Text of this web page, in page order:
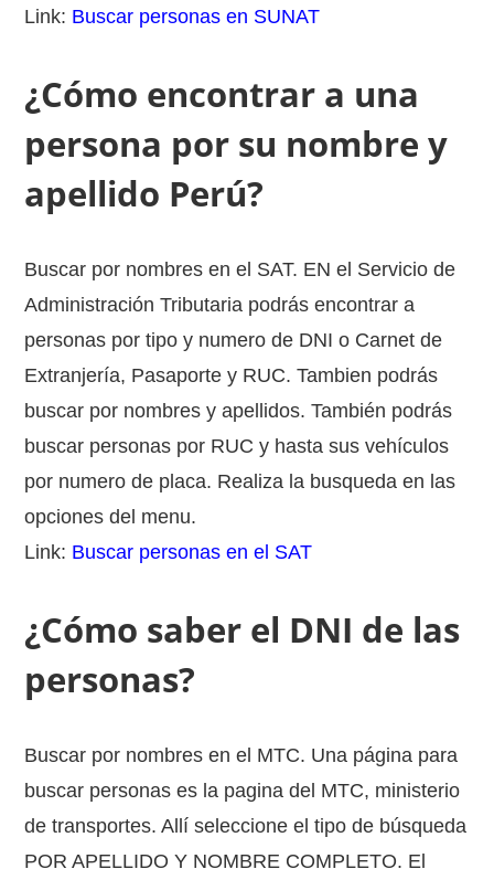
Link: Buscar personas en SUNAT
¿Cómo encontrar a una
persona por su nombre y
apellido Perú?
Buscar por nombres en el SAT. EN el Servicio de
Administración Tributaria podrás encontrar a
personas por tipo y numero de DNI o Carnet de
Extranjería, Pasaporte y RUC. Tambien podrás
buscar por nombres y apellidos. También podrás
buscar personas por RUC y hasta sus vehículos
por numero de placa. Realiza la busqueda en las
opciones del menu.
Link: Buscar personas en el SAT
¿Cómo saber el DNI de las
personas?
Buscar por nombres en el MTC. Una página para
buscar personas es la pagina del MTC, ministerio
de transportes. Allí seleccione el tipo de búsqueda
POR APELLIDO Y NOMBRE COMPLETO. El